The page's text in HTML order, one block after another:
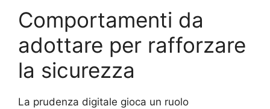
Comportamenti da
adottare per rafforzare
la sicurezza
La prudenza digitale gioca un ruolo